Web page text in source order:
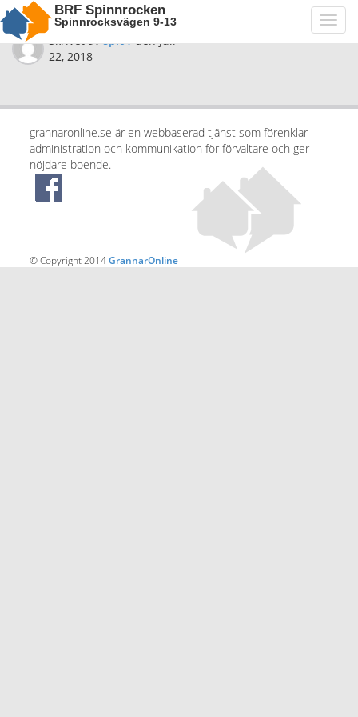
BRF Spinnrocken
Spinnrocksvägen 9-13
Skrivet avspi01denjuli
22, 2018
grannaronline.se är en webbaserad tjänst som förenklar
administration och kommunikation för förvaltare och ger
nöjdare boende.
© Copyright 2014GrannarOnline